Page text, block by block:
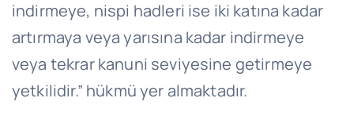
indirmeye, nispi hadleri ise iki katına kadar
artırmaya veya yarısına kadar indirmeye
veya tekrar kanuni seviyesine getirmeye
yetkilidir.” hükmü yer almaktadır.